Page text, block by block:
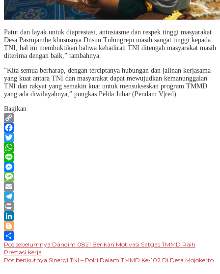
Patut dan layak untuk diapresiasi, antusiasme dan respek tinggi masyarakat
Desa Pasrujambe khususnya Dusun Tulungrejo masih sangat tinggi kepada
TNI, hal ini membuktikan bahwa kehadiran TNI ditengah masyarakat masih
diterima dengan baik,” tambahnya.
“Kita semua berharap, dengan terciptanya hubungan dan jalinan kerjasama
yang kuat antara TNI dan masyarakat dapat mewujudkan kemanunggalan
TNI dan rakyat yang semakin kuat untuk mensukseskan program TMMD
yang ada diwilayahnya,” pungkas Pelda Juhar.(Pendam V|red)
Bagikan
Copy
Link
Facebook
Twitter
WhatsApp
Line
Messenger
Message
Email
Telegram
Print
LinkedIn
Blogger
Share
Navigasi
pos
Pos sebelumnya Dandim 0821 Berikan Motivasi Satgas TMMD Raih
Prestasi Kerja
Pos berikutnya Sinergi TNI – Polri Dalam TMMD Ke-102 Di Desa Mojokerto